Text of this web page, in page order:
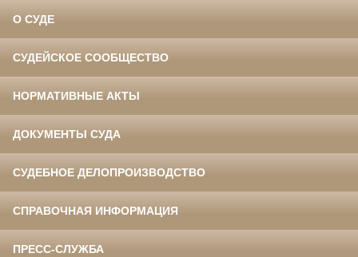
О СУДЕ
СУДЕЙСКОЕ СООБЩЕСТВО
НОРМАТИВНЫЕ АКТЫ
ДОКУМЕНТЫ СУДА
СУДЕБНОЕ ДЕЛОПРОИЗВОДСТВО
СПРАВОЧНАЯ ИНФОРМАЦИЯ
ПРЕСС-СЛУЖБА